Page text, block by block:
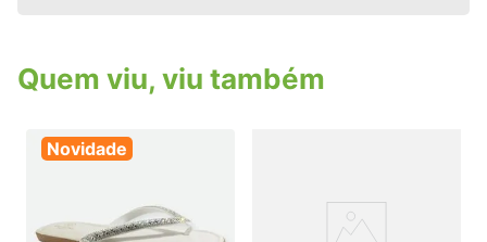
Quem viu, viu também
Novidade